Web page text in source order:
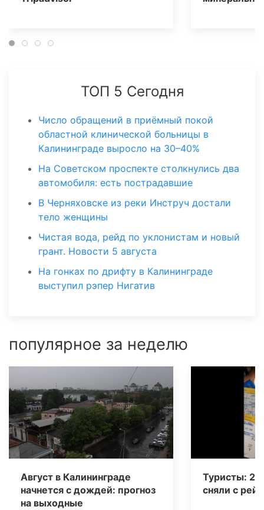
ТОП 5 Сегодня
Число обращений в приёмный покой
областной клинической больницы в
Калининграде выросло на 30–40%
На Советском проспекте столкнулись два
автомобиля: есть пострадавшие
В Черняховске из реки Инструч достали
тело женщины
Чистая вода, рейд по уклонистам и новый
грант. Новости 5 августа
На гонках по дрифту в Калининграде
выступил рэпер Нигатив
популярное за неделю
Август в Калининграде
начнется с дождей: прогноз
на выходные
Туристы: 20
сняли с